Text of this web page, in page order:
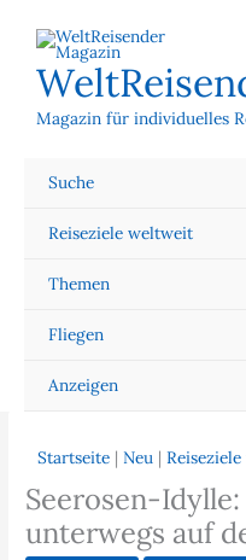
Inhalt
springen
Magazin für individuelles
Suche
Reiseziele weltweit
Themen
Fliegen
Anzeigen
Startseite |Neu |
Seerosen-
unterwegs auf